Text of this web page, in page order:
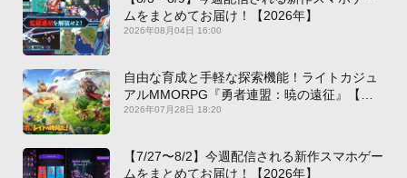
ムをまとめてお届け！【2026年】
2026年08月04日 16:00
自由な育成と手軽な探索機能！ライトカジュ
アルMMORPG『勇者連盟：暁の遠征』【最
新作PICKUP】
2026年07月28日 18:20
【7/27〜8/2】今週配信される新作スマホゲー
ムをまとめてお届け！【2026年】